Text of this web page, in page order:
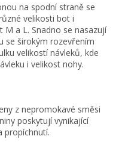
na spodní straně se
velikosti bot i
M a L. Snadno se nasazují
se širokým rozevřením
velikostí návleků, kde
i velikost nohy.
z nepromokavé směsi
poskytují vynikající
propíchnutí.